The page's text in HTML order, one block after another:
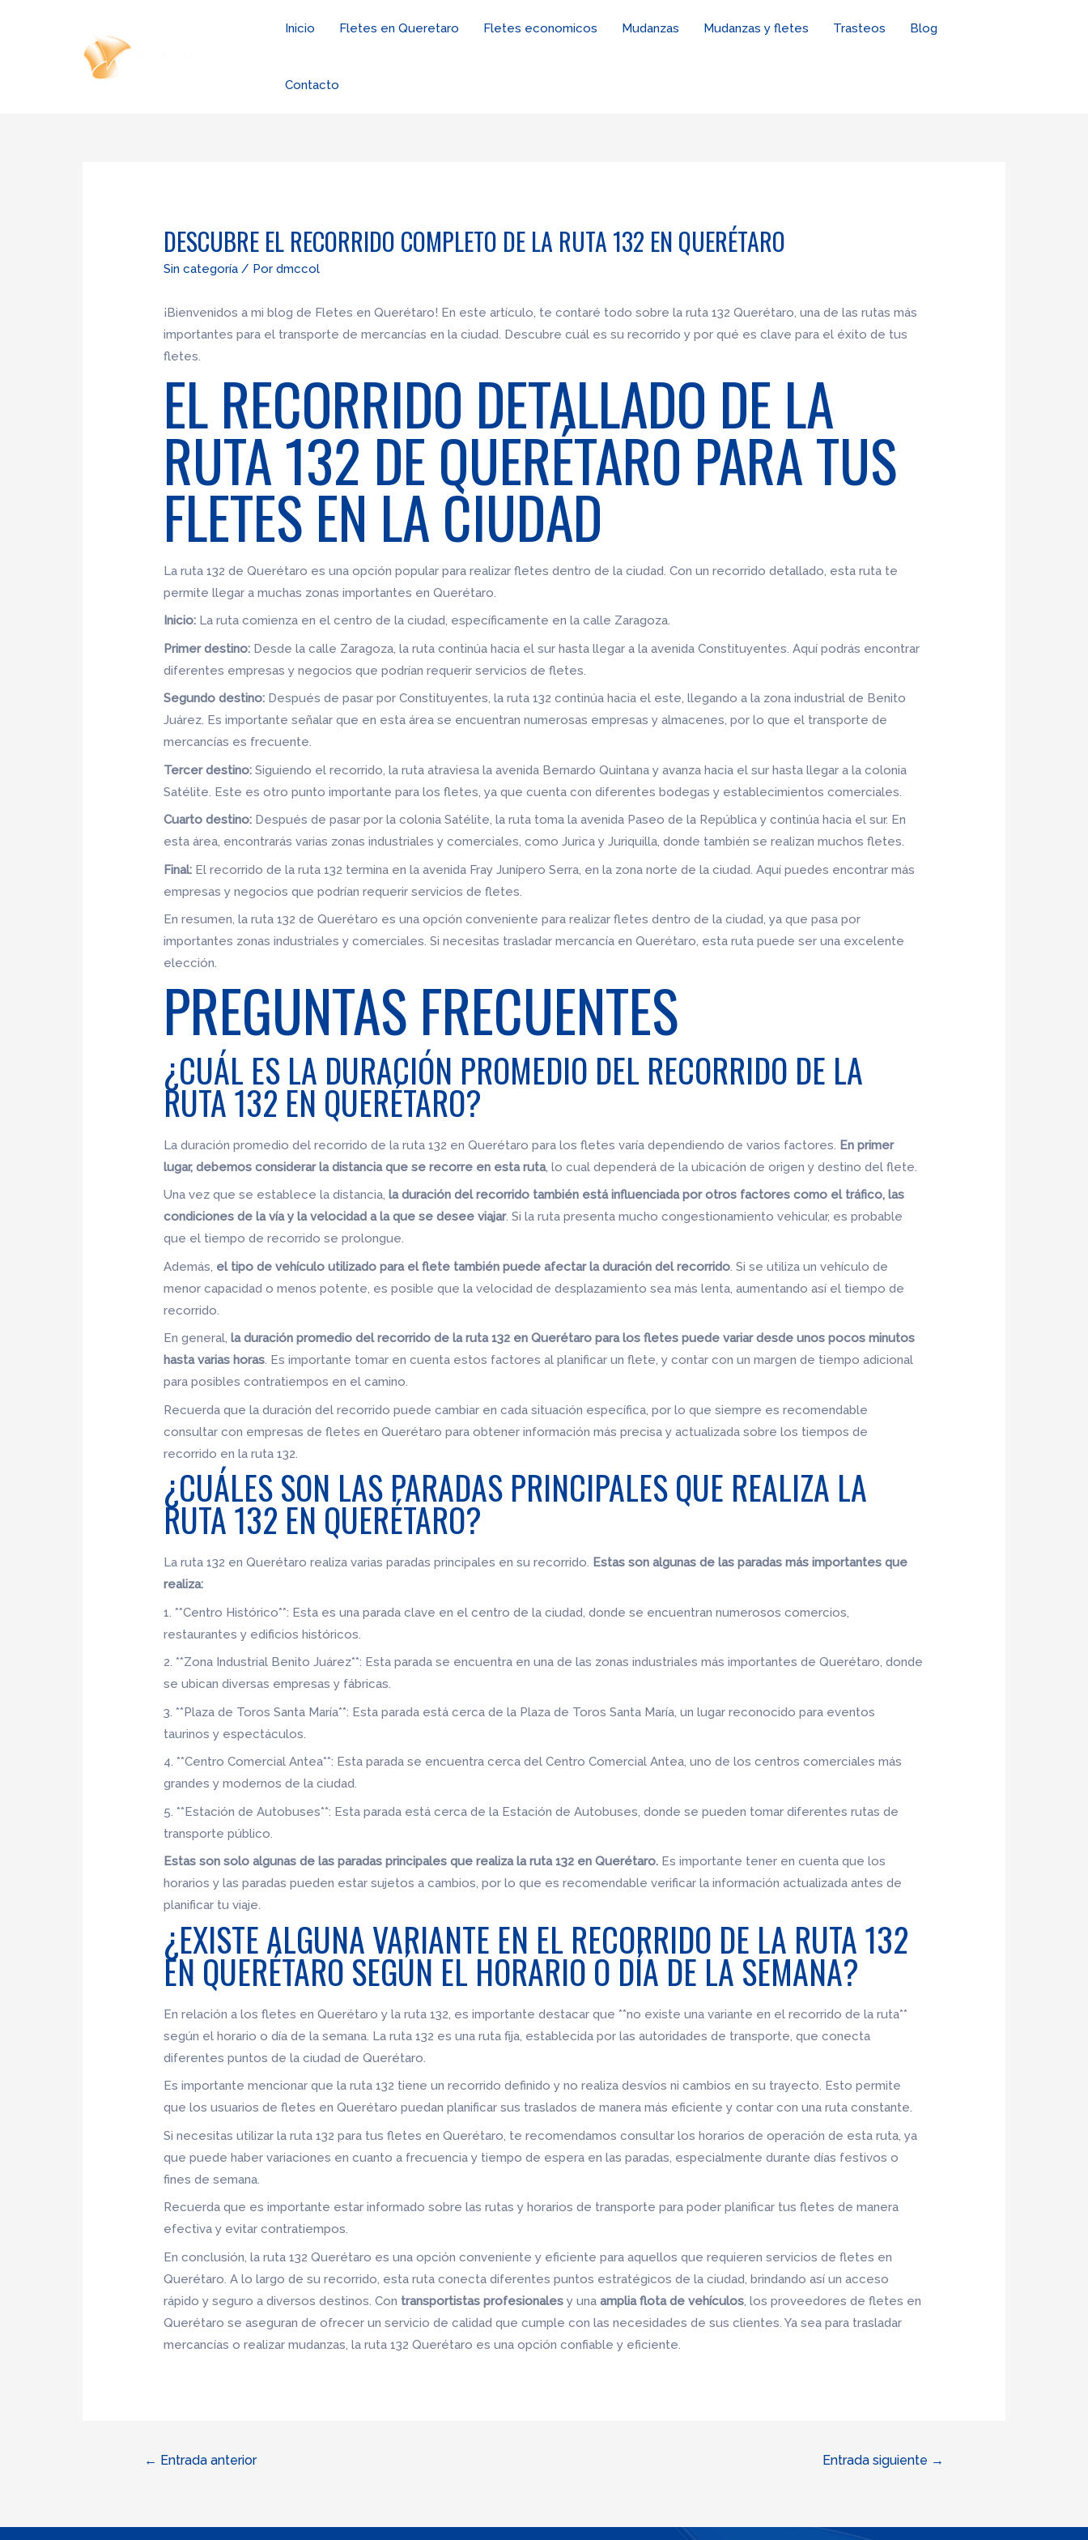
Inicio Fletes en Queretaro Fletes economicos Mudanzas Mudanzas y fletes Trasteos Blog
Contacto
DESCUBRE EL RECORRIDO COMPLETO DE LA RUTA 132 EN QUERÉTARO
Sin categoría / Pordmccol
¡Bienvenidos a mi blog de Fletes en Querétaro! En este artículo, te contaré todo sobre la ruta 132 Querétaro, una de las rutas más
importantes para el transporte de mercancías en la ciudad. Descubre cuál es su recorrido y por qué es clave para el éxito de tus
fletes.
EL RECORRIDO DETALLADO DE LA
RUTA 132 DE QUERÉTARO PARA TUS
FLETES EN LA CIUDAD
La ruta 132 de Querétaro es una opción popular para realizar fletes dentro de la ciudad. Con un recorrido detallado, esta ruta te
permite llegar a muchas zonas importantes en Querétaro.
Inicio: La ruta comienza en el centro de la ciudad, específicamente en la calle Zaragoza.
Primer destino: Desde la calle Zaragoza, la ruta continúa hacia el sur hasta llegar a la avenida Constituyentes. Aquí podrás encontrar
diferentes empresas y negocios que podrían requerir servicios de fletes.
Segundo destino: Después de pasar por Constituyentes, la ruta 132 continúa hacia el este, llegando a la zona industrial de Benito
Juárez. Es importante señalar que en esta área se encuentran numerosas empresas y almacenes, por lo que el transporte de
mercancías es frecuente.
Tercer destino: Siguiendo el recorrido, la ruta atraviesa la avenida Bernardo Quintana y avanza hacia el sur hasta llegar a la colonia
Satélite. Este es otro punto importante para los fletes, ya que cuenta con diferentes bodegas y establecimientos comerciales.
Cuarto destino: Después de pasar por la colonia Satélite, la ruta toma la avenida Paseo de la República y continúa hacia el sur. En
esta área, encontrarás varias zonas industriales y comerciales, como Jurica y Juriquilla, donde también se realizan muchos fletes.
Final: El recorrido de la ruta 132 termina en la avenida Fray Junípero Serra, en la zona norte de la ciudad. Aquí puedes encontrar más
empresas y negocios que podrían requerir servicios de fletes.
En resumen, la ruta 132 de Querétaro es una opción conveniente para realizar fletes dentro de la ciudad, ya que pasa por
importantes zonas industriales y comerciales. Si necesitas trasladar mercancía en Querétaro, esta ruta puede ser una excelente
elección.
PREGUNTAS FRECUENTES
¿CUÁL ES LA DURACIÓN PROMEDIO DEL RECORRIDO DE LA
RUTA 132 EN QUERÉTARO?
La duración promedio del recorrido de la ruta 132 en Querétaro para los fletes varía dependiendo de varios factores. En primer
lugar, debemos considerar la distancia que se recorre en esta ruta, lo cual dependerá de la ubicación de origen y destino del flete.
Una vez que se establece la distancia,la duración del recorrido también está influenciada por otros factores como el tráfico, las
condiciones de la vía y la velocidad a la que se desee viajar. Si la ruta presenta mucho congestionamiento vehicular, es probable
que el tiempo de recorrido se prolongue.
Además, el tipo de vehículo utilizado para el flete también puede afectar la duración del recorrido . Si se utiliza un vehículo de
menor capacidad o menos potente, es posible que la velocidad de desplazamiento sea más lenta, aumentando así el tiempo de
recorrido.
En general,la duración promedio del recorrido de la ruta 132 en Querétaro para los fletes puede variar desde unos pocos minutos
hasta varias horas. Es importante tomar en cuenta estos factores al planificar un flete, y contar con un margen de tiempo adicional
para posibles contratiempos en el camino.
Recuerda que la duración del recorrido puede cambiar en cada situación específica, por lo que siempre es recomendable
consultar con empresas de fletes en Querétaro para obtener información más precisa y actualizada sobre los tiempos de
recorrido en la ruta 132.
¿CUÁLES SON LAS PARADAS PRINCIPALES QUE REALIZA LA
RUTA 132 EN QUERÉTARO?
La ruta 132 en Querétaro realiza varias paradas principales en su recorrido. Estas son algunas de las paradas más importantes que
realiza:
1. **Centro Histórico**: Esta es una parada clave en el centro de la ciudad, donde se encuentran numerosos comercios,
restaurantes y edificios históricos.
2. **Zona Industrial Benito Juárez**: Esta parada se encuentra en una de las zonas industriales más importantes de Querétaro, donde
se ubican diversas empresas y fábricas.
3. **Plaza de Toros Santa María**: Esta parada está cerca de la Plaza de Toros Santa María, un lugar reconocido para eventos
taurinos y espectáculos.
4. **Centro Comercial Antea**: Esta parada se encuentra cerca del Centro Comercial Antea, uno de los centros comerciales más
grandes y modernos de la ciudad.
5. **Estación de Autobuses**: Esta parada está cerca de la Estación de Autobuses, donde se pueden tomar diferentes rutas de
transporte público.
Estas son solo algunas de las paradas principales que realiza la ruta 132 en Querétaro. Es importante tener en cuenta que los
horarios y las paradas pueden estar sujetos a cambios, por lo que es recomendable verificar la información actualizada antes de
planificar tu viaje.
¿EXISTE ALGUNA VARIANTE EN EL RECORRIDO DE LA RUTA 132
EN QUERÉTARO SEGÚN EL HORARIO O DÍA DE LA SEMANA?
En relación a los fletes en Querétaro y la ruta 132, es importante destacar que **no existe una variante en el recorrido de la ruta**
según el horario o día de la semana. La ruta 132 es una ruta fija, establecida por las autoridades de transporte, que conecta
diferentes puntos de la ciudad de Querétaro.
Es importante mencionar que la ruta 132 tiene un recorrido definido y no realiza desvíos ni cambios en su trayecto. Esto permite
que los usuarios de fletes en Querétaro puedan planificar sus traslados de manera más eficiente y contar con una ruta constante.
Si necesitas utilizar la ruta 132 para tus fletes en Querétaro, te recomendamos consultar los horarios de operación de esta ruta, ya
que puede haber variaciones en cuanto a frecuencia y tiempo de espera en las paradas, especialmente durante días festivos o
fines de semana.
Recuerda que es importante estar informado sobre las rutas y horarios de transporte para poder planificar tus fletes de manera
efectiva y evitar contratiempos.
En conclusión, la ruta 132 Querétaro es una opción conveniente y eficiente para aquellos que requieren servicios de fletes en
Querétaro. A lo largo de su recorrido, esta ruta conecta diferentes puntos estratégicos de la ciudad, brindando así un acceso
rápido y seguro a diversos destinos. Con transportistas profesionales y unaamplia flota de vehículos , los proveedores de fletes en
Querétaro se aseguran de ofrecer un servicio de calidad que cumple con las necesidades de sus clientes. Ya sea para trasladar
mercancías o realizar mudanzas, la ruta 132 Querétaro es una opción confiable y eficiente.
Navegación
← Entrada anterior Entrada siguiente →